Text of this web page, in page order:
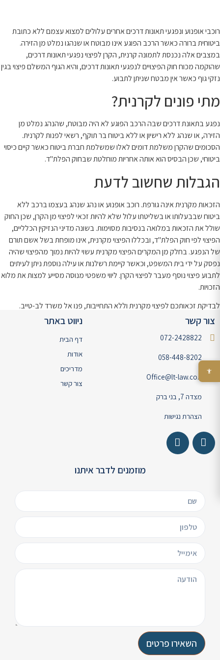
רוכבי אופנוע ונפגעי תאונות דרכים אחרים עלולים למצוא עצמם ללא כתובת
ביטוחית ברורה כאשר הרכב הפוגע אינו מבוטח או שנהגו נמלט מן הזירה.
במצבים אלה נכנסת לתמונה קרנית, הקרן לפיצוי נפגעי תאונות דרכים,
שהוקמה מכוח חוק הפיצויים לנפגעי תאונות דרכים, והיא הגוף המשלם פיצוי בגין
נזקי גוף כאשר אין מבטח שניתן לתבוע.
מתי פונים לקרנית?
נפגע בתאונת דרכים שבה הרכב הפוגע לא היה מבוטח, שהנהג נמלט מן
הזירה, או שנהג ללא רישיון או ללא ביטוח בר תוקף, רשאי לפנות לקרנית.
הסכומים שהקרן משלמת דומים לאלו שמשלמת חברת ביטוח כאשר קיים כיסוי
ביטוחי, שכן הבסיס הוא אותה אחריות מוחלטת שבחוק הפלת"ד.
הגבלות שחשוב לדעת
הזכאות מקרנית אינה גורפת. רוכב אופנוע או נהג שנהג בעצמו ברכב ללא
ביטוח שבבעלותו או בשליטתו עלול שלא להיות זכאי לפיצוי מן הקרן, שכן החוק
שולל את הזכאות במלואה בנסיבות מסוימות. בשונה מדיני הנזיקין הכלליים,
הפיצוי לפי חוק הפלת"ד, ובכללו הפיצוי מקרנית, אינו מופחת בשל אשם תורם
של הנפגע. בחלק מן המקרים הפיצוי מקרנית עשוי להיות נמוך מהפיצוי שהיה
נפסק על ידי בית המשפט, וכאשר קיימת רשלנות או עילה נוספת ניתן לעיתים
לתבוע פיצוי נוסף מעבר לפיצוי הקרן. ליווי משפטי מנוסה מסייע למצות את מלוא
הזכויות.
לבדיקת זכאותכם לפיצוי מקרנית וללא התחייבות, פנו אל משרד לב-טייב.
צור קשר
072-2428822
058-448-8202
Office@lt-law.co.il
מצדה 7, בני ברק
הצהרת נגישות
ניווט באתר
דף הבית
אודות
מדריכים
צור קשר
מוזמנים לדבר איתנו
השאירו פרטים